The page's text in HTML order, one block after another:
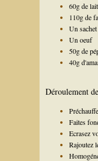
60g de lait
110g de
Un
Un oeuf
50g de
40g
Déroulement
Faites
Ecrasez
Rajoutez